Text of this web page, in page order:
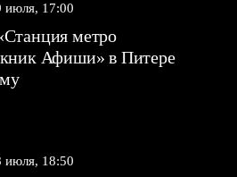
июля, 17:00
метро
Афиши» в Питере
июля, 18:50